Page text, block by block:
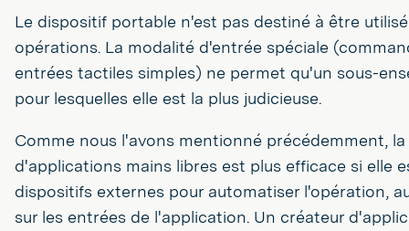
Le dispositif portable n'est pas destiné à être
opérations. La modalité d'entrée spéciale
entrées tactiles simples) ne permet qu'un sous-
pour lesquelles elle est la plus judicieuse.
Comme nous l'avons mentionné précédemment,
d'applications mains libres est plus efficace si elle
dispositifs externes pour automatiser l'opération,
sur les entrées de l'application. Un créateur